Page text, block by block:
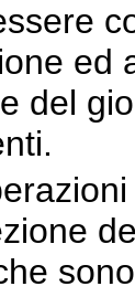
ed
del